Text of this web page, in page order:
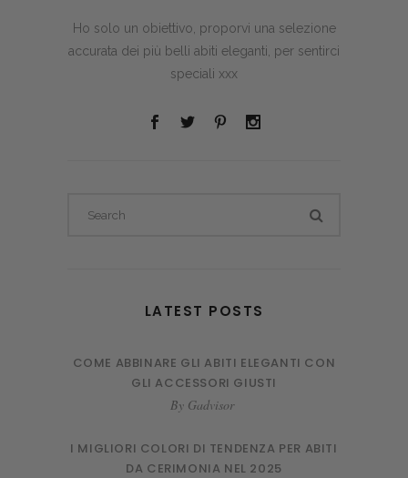
Ho solo un obiettivo, proporvi una selezione
accurata dei più belli abiti eleganti, per sentirci
speciali xxx
LATEST POSTS
COME ABBINARE GLI ABITI ELEGANTI CON
GLI ACCESSORI GIUSTI
By Gadvisor
I MIGLIORI COLORI DI TENDENZA PER ABITI
DA CERIMONIA NEL 2025